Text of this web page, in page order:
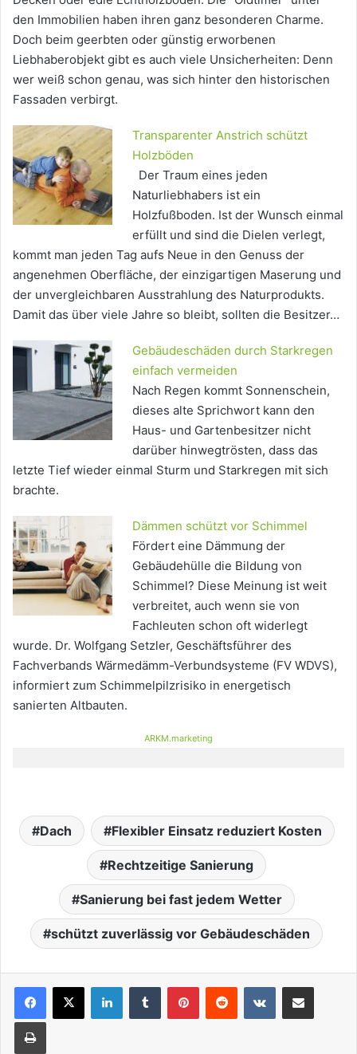
den Immobilien haben ihren ganz besonderen Charme.
Doch beim geerbten oder günstig erworbenen
Liebhaberobjekt gibt es auch viele Unsicherheiten: Denn
wer weiß schon genau, was sich hinter den historischen
Fassaden verbirgt.
Transparenter Anstrich schützt
Holzböden
Der Traum eines jeden
Naturliebhabers ist ein
Holzfußboden. Ist der Wunsch einmal
erfüllt und sind die Dielen verlegt,
kommt man jeden Tag aufs Neue in den Genuss der
angenehmen Oberfläche, der einzigartigen Maserung und
der unvergleichbaren Ausstrahlung des Naturprodukts.
Damit das über viele Jahre so bleibt, sollten die Besitzer…
Gebäudeschäden durch Starkregen
einfach vermeiden
Nach Regen kommt Sonnenschein,
dieses alte Sprichwort kann den
Haus- und Gartenbesitzer nicht
darüber hinwegtrösten, dass das
letzte Tief wieder einmal Sturm und Starkregen mit sich
brachte.
Dämmen schützt vor Schimmel
Fördert eine Dämmung der
Gebäudehülle die Bildung von
Schimmel? Diese Meinung ist weit
verbreitet, auch wenn sie von
Fachleuten schon oft widerlegt
wurde. Dr. Wolfgang Setzler, Geschäftsführer des
Fachverbands Wärmedämm-Verbundsysteme (FV WDVS),
informiert zum Schimmelpilzrisiko in energetisch
sanierten Altbauten.
ARKM.marketing
Dach Flexibler Einsatz reduziert Kosten
Rechtzeitige Sanierung
Sanierung bei fast jedem Wetter
schützt zuverlässig vor Gebäudeschäden